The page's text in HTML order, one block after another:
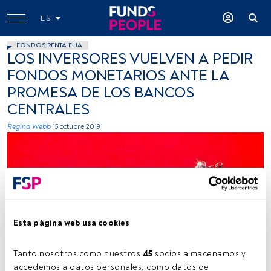
Esta página web usa cookies
Tanto nosotros como nuestros 45 socios almacenamos y
accedemos a datos personales, como datos de
ES
FONDOS RENTA FIJA
LOS INVERSORES VUELVEN A PEDIR
FONDOS MONETARIOS ANTE LA
PROMESA DE LOS BANCOS
CENTRALES
Regina Webb 15 octubre 2019